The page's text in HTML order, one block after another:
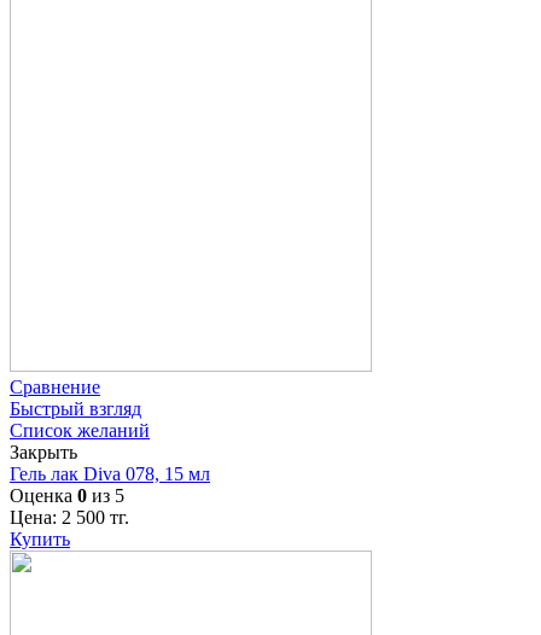
Сравнение
Быстрый взгляд
Список желаний
Закрыть
Гель лак Diva 078, 15 мл
Оценка 0 из 5
Цена: 2 500 тг.
Купить